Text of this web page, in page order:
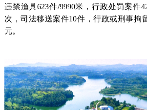
违禁渔具623件/9990米，行政处罚案件
次，司法移送案件10件，行政或刑事拘
元。